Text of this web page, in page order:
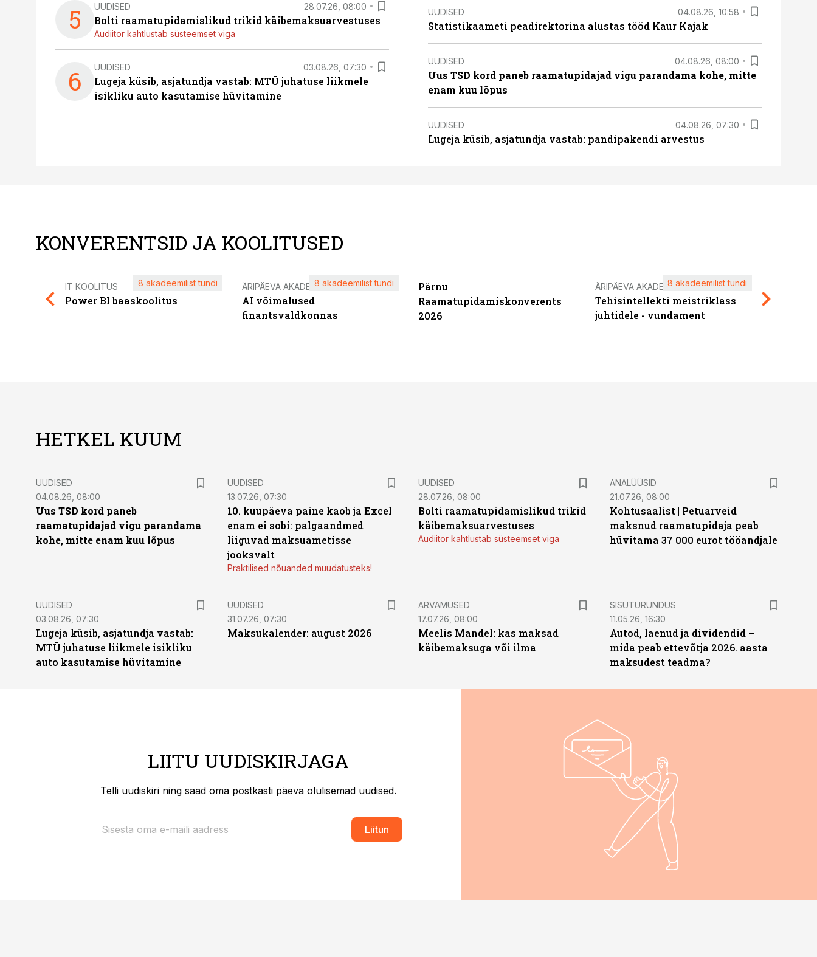
5 UUDISED 28.07.26, 08:00
Bolti raamatupidamislikud trikid käibemaksuarvestuses
Audiitor kahtlustab süsteemset viga
6 UUDISED 03.08.26, 07:30
Lugeja küsib, asjatundja vastab: MTÜ juhatuse liikmele
isikliku auto kasutamise hüvitamine
UUDISED 04.08.26, 10:58
Statistikaameti peadirektorina alustas tööd Kaur Kajak
UUDISED 04.08.26, 08:00
Uus TSD kord paneb raamatupidajad vigu parandama kohe, mitte
enam kuu lõpus
UUDISED 04.08.26, 07:30
Lugeja küsib, asjatundja vastab: pandipakendi arvestus
KONVERENTSID JA KOOLITUSED
IT KOOLITUS
Power BI baaskoolitus
8 akadeemilist tundi ÄRIPÄEVA AKADEEMIA
AI võimalused
finantsvaldkonnas
8 akadeemilist tundi
Pärnu
Raamatupidamiskonverents
2026
ÄRIPÄEVA AKADEEMIA
Tehisintellekti meistriklass
juhtidele - vundament
8 akadeemilist tundi
HETKEL KUUM
UUDISED
04.08.26, 08:00
Uus TSD kord paneb
raamatupidajad vigu parandama
kohe, mitte enam kuu lõpus
UUDISED
13.07.26, 07:30
10. kuupäeva paine kaob ja Excel
enam ei sobi: palgaandmed
liiguvad maksuametisse
jooksvalt
Praktilised nõuanded muudatusteks!
UUDISED
28.07.26, 08:00
Bolti raamatupidamislikud trikid
käibemaksuarvestuses
Audiitor kahtlustab süsteemset viga
ANALÜÜSID
21.07.26, 08:00
Kohtusaalist | Petuarveid
maksnud raamatupidaja peab
hüvitama 37 000 eurot tööandjale
UUDISED
03.08.26, 07:30
Lugeja küsib, asjatundja vastab:
MTÜ juhatuse liikmele isikliku
auto kasutamise hüvitamine
UUDISED
31.07.26, 07:30
Maksukalender: august 2026
ARVAMUSED
17.07.26, 08:00
Meelis Mandel: kas maksad
käibemaksuga või ilma
ST
SISUTURUNDUS
11.05.26, 16:30
Autod, laenud ja dividendid –
mida peab ettevõtja 2026. aasta
maksudest teadma?
LIITU UUDISKIRJAGA
Telli uudiskiri ning saad oma postkasti päeva olulisemad uudised.
Liitun